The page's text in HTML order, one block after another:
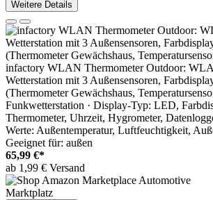
Weitere Details
infactory WLAN Thermometer Outdoor:
Wetterstation mit 3 Außensensoren,
(Thermometer Gewächshaus,
Funkwetterstation · Display-Typ: LED,
Thermometer, Uhrzeit, Hygrometer,
Werte: Außentemperatur, Luftfeuchtigkeit,
Geeignet für: außen
65,99 €*
ab 1,99 € Versand
Marktplatz